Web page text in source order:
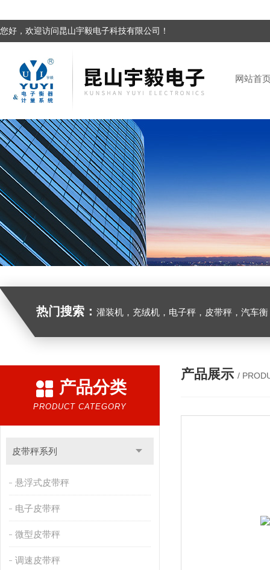
您好，欢迎访问昆山宇毅电子科技有限公司！
网站首
热门搜索： 灌装机，充绒机，电子秤，皮带秤，汽车
产品分类
PRODUCT CATEGORY
皮带秤系列
悬浮式皮带秤
电子皮带秤
微型皮带秤
调速皮带秤
产品展示 /